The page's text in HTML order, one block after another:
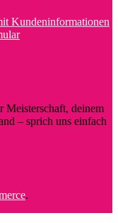
Kundeninformationen
Meisterschaft, deinem
– sprich uns einfach
.